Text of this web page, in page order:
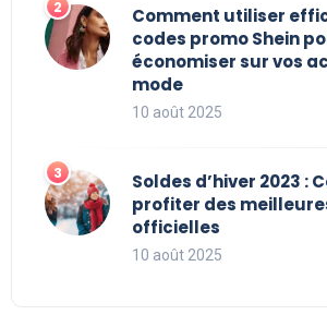
Comment utiliser
codes promo Shein
économiser sur vos
mode
10 août 2025
Soldes d’hiver 2023 :
profiter des
officielles
10 août 2025